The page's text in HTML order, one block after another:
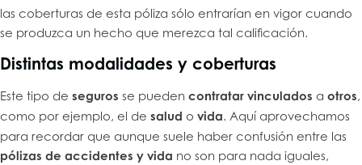
las coberturas de esta póliza sólo entrarían en vigor cuando
se produzca un hecho que merezca tal calificación.
Distintas modalidades y coberturas
Este tipo de seguros se pueden contratar vinculados a otros,
como por ejemplo, el de salud o vida. Aquí aprovechamos
para recordar que aunque suele haber confusión entre las
pólizas de accidentes y vida no son para nada iguales,